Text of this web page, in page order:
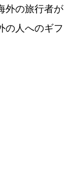
外の旅行者が
の人へのギフ